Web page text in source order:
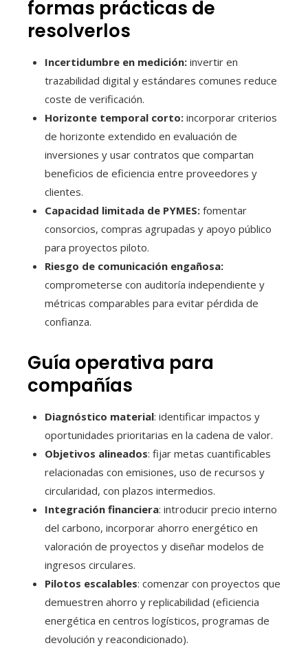
formas prácticas de
resolverlos
Incertidumbre en medición: invertir en
trazabilidad digital y estándares comunes reduce
coste de verificación.
Horizonte temporal corto: incorporar criterios
de horizonte extendido en evaluación de
inversiones y usar contratos que compartan
beneficios de eficiencia entre proveedores y
clientes.
Capacidad limitada de PYMES: fomentar
consorcios, compras agrupadas y apoyo público
para proyectos piloto.
Riesgo de comunicación engañosa:
comprometerse con auditoría independiente y
métricas comparables para evitar pérdida de
confianza.
Guía operativa para
compañías
Diagnóstico material: identificar impactos y
oportunidades prioritarias en la cadena de valor.
Objetivos alineados: fijar metas cuantificables
relacionadas con emisiones, uso de recursos y
circularidad, con plazos intermedios.
Integración financiera: introducir precio interno
del carbono, incorporar ahorro energético en
valoración de proyectos y diseñar modelos de
ingresos circulares.
Pilotos escalables: comenzar con proyectos que
demuestren ahorro y replicabilidad (eficiencia
energética en centros logísticos, programas de
devolución y reacondicionado).